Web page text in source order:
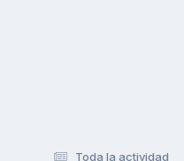
Toda la actividad